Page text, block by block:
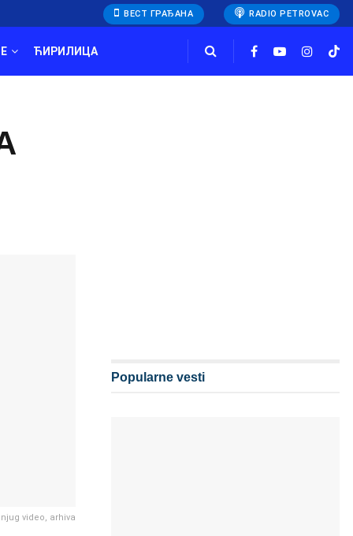
ВЕСТ ГРАЂАНА RADIO PETROVAC
ЋИРИЛИЦА
video, arhiva
Popularne vesti